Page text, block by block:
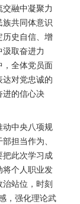
融中凝聚力
共同体意识
历史自信、增
取奋进力
，全体党员面
达对党忠诚的
进的信心决
动中央八项规
担当作为、
把此次学习成
将个人职业发
站位，时刻
，强化理论武